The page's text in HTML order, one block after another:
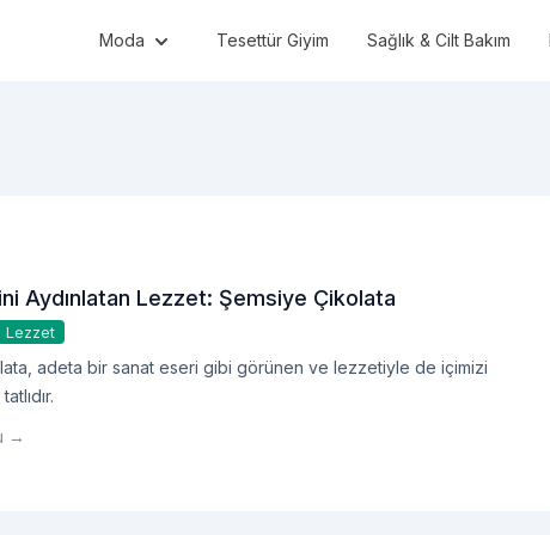
Moda Tesettür Giyim Sağlık & Cilt Bakım
Aydınlatan Lezzet: Şemsiye Çikolata
Lezzet
adeta bir sanat eseri gibi görünen ve lezzetiyle de içimizi
→